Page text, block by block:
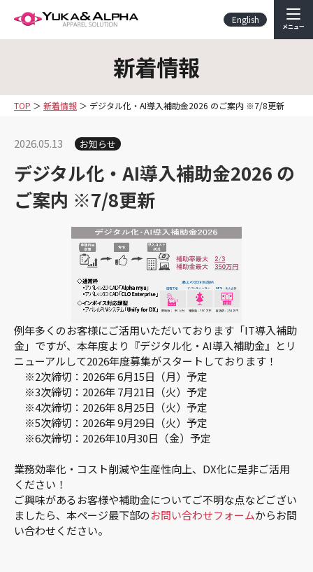
English
メニュー
新着情報
TOP 新着情報 デジタル化・AI導入補助金2026 のご案内 ※7/8更新
お知らせ
2026.05.13
デジタル化・AI導入補助金2026 の
ご案内 ※7/8更新
例年多くのお客様にご活用いただいております「IT導入補助
金」ですが、本年度より『デジタル化・AI導入補助金』とリ
ニューアルして2026年度募集がスタートしております！
※2次締切：2026年 6月15日（月）予定
※3次締切：2026年 7月21日（火）予定
※4次締切：2026年 8月25日（火）予定
※5次締切：2026年 9月29日（火）予定
※6次締切：2026年10月30日（金）予定
業務効率化・コスト削減や生産性向上、DX化に是非ご活用
ください！
ご興味があるお客様や補助金についてご不明な点などござい
ましたら、本ページ最下部のお問い合わせフォームからお問
い合わせください。